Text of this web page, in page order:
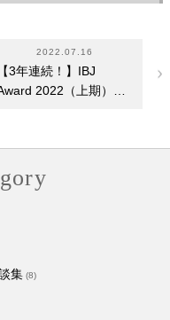
2022.07.16
【3年連続！】IBJ
2022（上期）当
集 (8)